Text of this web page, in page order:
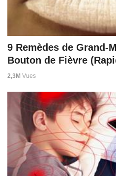
9 Remèdes de Grand-
Bouton de Fièvre
2,3M Vues